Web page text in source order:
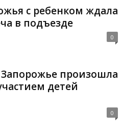
с ребенком ждала
в подъезде
0
произошла
детей
0